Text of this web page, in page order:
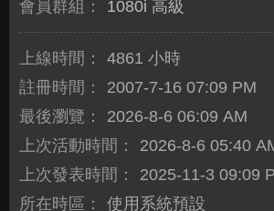
會員群組： 1080i 高級
上線時間：
4861 小時
註冊時間：
2007-7-16 07:09 PM
最後瀏覽：
2026-8-6 06:09 AM
上次活動時間：
2026-8-6 05:40
上次發表時間：
2025-11-3 09:09
所在時區：
使用系統預設